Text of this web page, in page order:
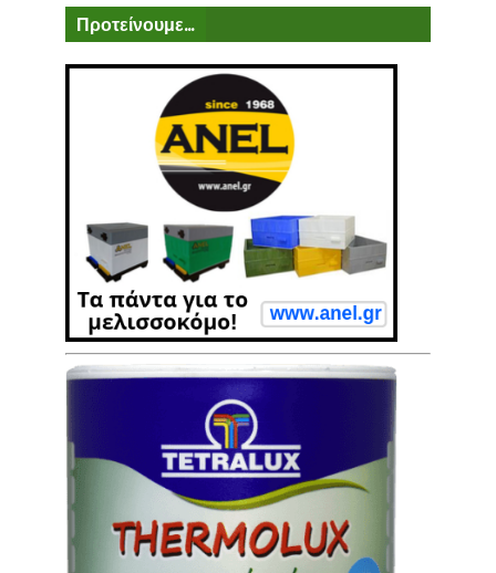
Προτείνουμε...